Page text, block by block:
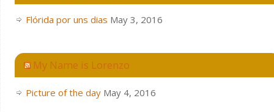
Flórida por uns dias May 3, 2016
My Name is Lorenzo
Picture of the day May 4, 2016